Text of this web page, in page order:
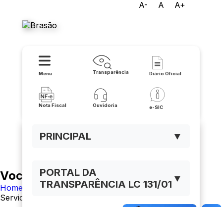
A- A A+
Menu Transparência Diário Oficial
Nota Fiscal Ouvidoria e-SIC
PRINCIPAL ▼
PORTAL DA
TRANSPARÊNCIA LC 131/01 ▼
Você está navegando em:
Home
Servidor